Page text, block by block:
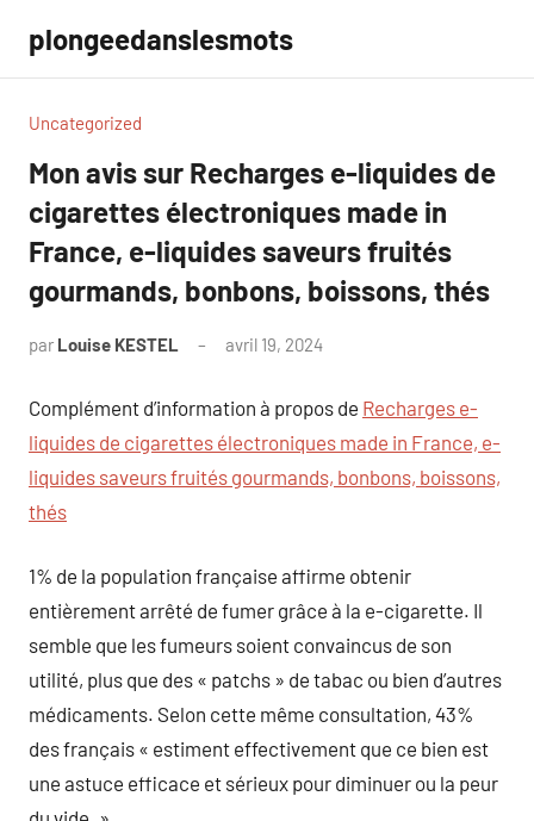
contenu
plongeedanslesmots
Uncategorized
Mon avis sur Recharges e-liquides de
cigarettes électroniques made in
France, e-liquides saveurs fruités
gourmands, bonbons, boissons, thés
par Louise KESTEL avril 19, 2024
Complément d’information à propos de Recharges e-
liquides de cigarettes électroniques made in France, e-
liquides saveurs fruités gourmands, bonbons, boissons,
thés
1% de la population française affirme obtenir
entièrement arrêté de fumer grâce à la e-cigarette. Il
semble que les fumeurs soient convaincus de son
utilité, plus que des « patchs » de tabac ou bien d’autres
médicaments. Selon cette même consultation, 43%
des français « estiment effectivement que ce bien est
une astuce efficace et sérieux pour diminuer ou la peur